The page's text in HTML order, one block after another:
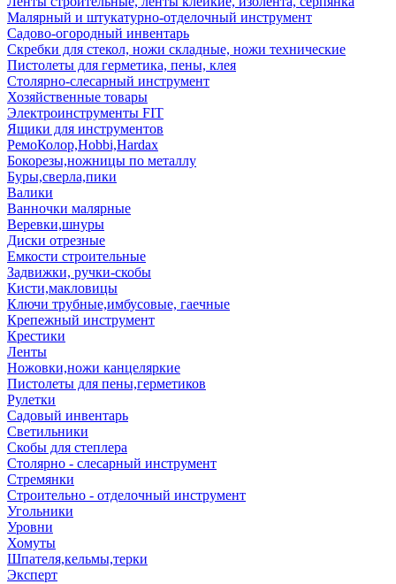
Малярный и штукатурно-отделочный инструмент
Садово-огородный инвентарь
Скребки для стекол, ножи складные, ножи технические
Пистолеты для герметика, пены, клея
Столярно-слесарный инструмент
Хозяйственные товары
Электроинструменты FIT
Ящики для инструментов
РемоКолор,Hobbi,Hardax
Бокорезы,ножницы по металлу
Буры,сверла,пики
Валики
Ванночки малярные
Веревки,шнуры
Диски отрезные
Емкости строительные
Задвижки, ручки-скобы
Кисти,макловицы
Ключи трубные,имбусовые, гаечные
Крепежный инструмент
Крестики
Ленты
Ножовки,ножи канцеляркие
Пистолеты для пены,герметиков
Рулетки
Садовый инвентарь
Светильники
Скобы для степлера
Столярно - слесарный инструмент
Стремянки
Строительно - отделочный инструмент
Угольники
Уровни
Хомуты
Шпателя,кельмы,терки
Эксперт